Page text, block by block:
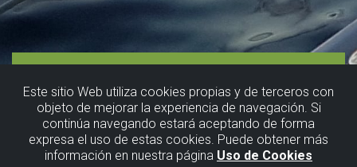
Este sitio Web utiliza cookies propias y de terceros con
objeto de mejorar la experiencia de navegación. Si
continúa navegando estará aceptando de forma
expresa el uso de estas cookies. Puede obtener más
información en nuestra página Uso de Cookies